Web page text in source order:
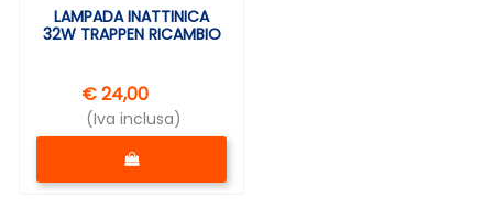
LAMPADA INATTINICA
32W TRAPPEN RICAMBIO
€ 24,00
(Iva inclusa)
Quantità